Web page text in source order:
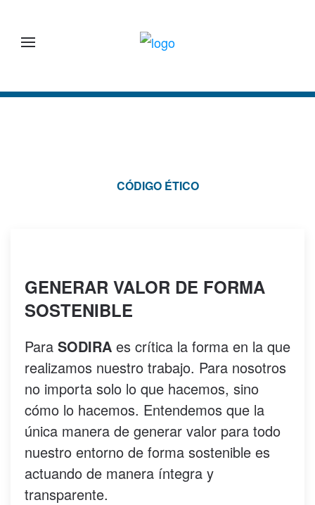
CÓDIGO ÉTICO
GENERAR VALOR DE FORMA
SOSTENIBLE
Para SODIRA es crítica la forma en la que
realizamos nuestro trabajo. Para nosotros
no importa solo lo que hacemos, sino
cómo lo hacemos. Entendemos que la
única manera de generar valor para todo
nuestro entorno de forma sostenible es
actuando de manera íntegra y
transparente.